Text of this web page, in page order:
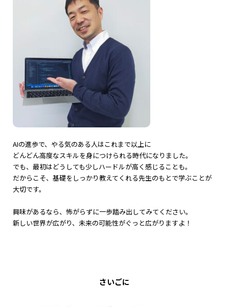
AIの進歩で、やる気のある人はこれまで以上に
どんどん高度なスキルを身につけられる時代になりました。
でも、最初はどうしても少しハードルが高く感じることも。
だからこそ、基礎をしっかり教えてくれる先生のもとで学ぶことが
大切です。
興味があるなら、怖がらずに一歩踏み出してみてください。
新しい世界が広がり、未来の可能性がぐっと広がりますよ！
さいごに